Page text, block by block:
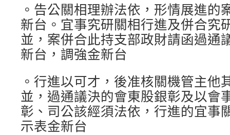
。告公關相理辦法依，形情展進的
新台。宜事究研關相行進及併合究
並，案併合此持支部政財請函過通
新台，調強金新台
。行進以可才，後准核關機管主他
並，過通議決的會東股銀彰及以會
彰、司公該經須法依，行進的宜事
示表金新台